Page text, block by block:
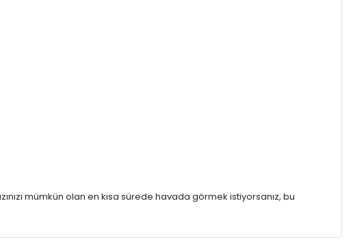
mümkün olan en kısa sürede havada görmek istiyorsanız, bu